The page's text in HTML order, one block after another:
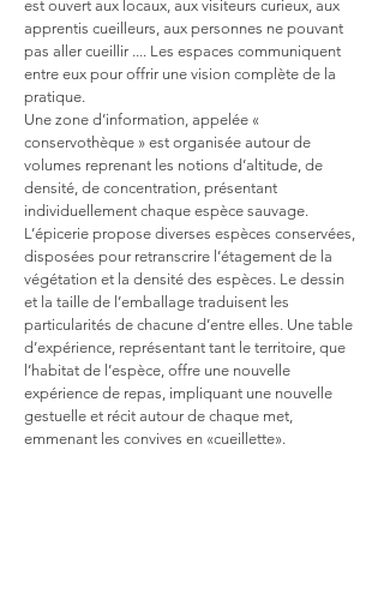
est ouvert aux locaux, aux visiteurs curieux, aux
apprentis cueilleurs, aux personnes ne pouvant
pas aller cueillir .... Les espaces communiquent
entre eux pour offrir une vision complète de la
pratique.
Une zone d’information, appelée «
conservothèque » est organisée autour de
volumes reprenant les notions d’altitude, de
densité, de concentration, présentant
individuellement chaque espèce sauvage.
L’épicerie propose diverses espèces conservées,
disposées pour retranscrire l’étagement de la
végétation et la densité des espèces. Le dessin
et la taille de l’emballage traduisent les
particularités de chacune d’entre elles. Une table
d’expérience, représentant tant le territoire, que
l’habitat de l’espèce, offre une nouvelle
expérience de repas, impliquant une nouvelle
gestuelle et récit autour de chaque met,
emmenant les convives en «cueillette».